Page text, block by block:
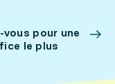
pour une
le plus